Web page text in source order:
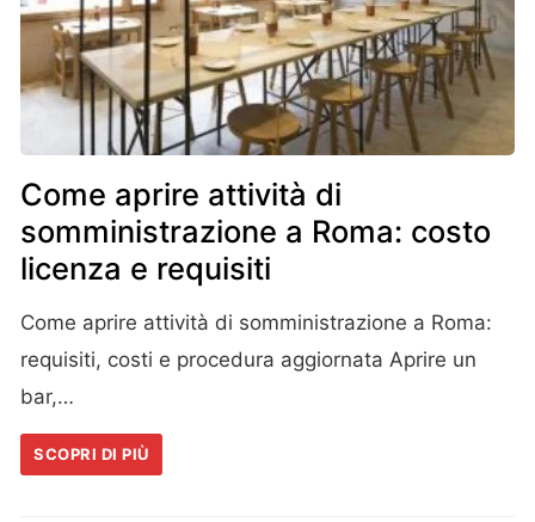
Come aprire attività di
somministrazione a Roma: costo
licenza e requisiti
Come aprire attività di somministrazione a Roma:
requisiti, costi e procedura aggiornata Aprire un
bar,…
SCOPRI DI PIÙ